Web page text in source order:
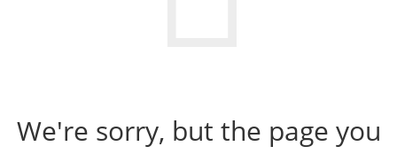
We're sorry, but the page you